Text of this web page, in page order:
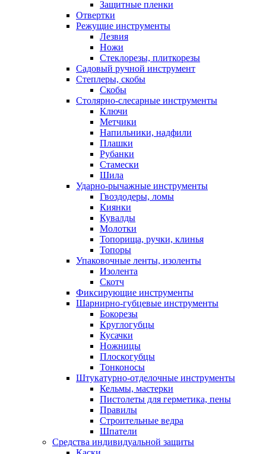
Защитные пленки
Отвертки
Режущие инструменты
Лезвия
Ножи
Стеклорезы, плиткорезы
Садовый ручной инструмент
Степлеры, скобы
Скобы
Столярно-слесарные инструменты
Ключи
Метчики
Напильники, надфили
Плашки
Рубанки
Стамески
Шила
Ударно-рычажные инструменты
Гвоздодеры, ломы
Киянки
Кувалды
Молотки
Топорища, ручки, клинья
Топоры
Упаковочные ленты, изоленты
Изолента
Скотч
Фиксирующие инструменты
Шарнирно-губцевые инструменты
Бокорезы
Круглогубцы
Кусачки
Ножницы
Плоскогубцы
Тонконосы
Штукатурно-отделочные инструменты
Кельмы, мастерки
Пистолеты для герметика, пены
Правилы
Строительные ведра
Шпатели
Средства индивидуальной защиты